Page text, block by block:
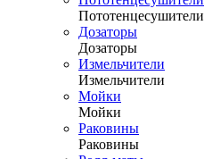
Пототенцесушители
Дозаторы
Дозаторы
Измельчители
Измельчители
Мойки
Мойки
Раковины
Раковины